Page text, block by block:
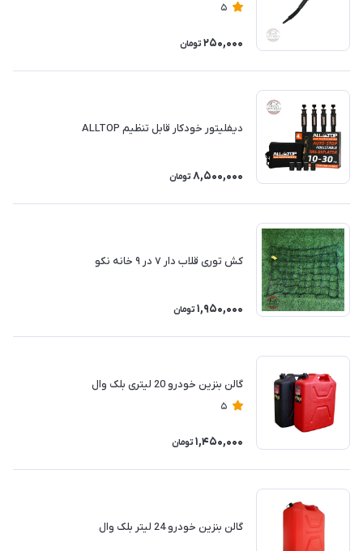
5
250,000 تومان
دیفلیتور خودکار قابل تنظیم ALLTOP
8,500,000 تومان
کش توری قلاب دار ۷ در ۹ خانه نکو
1,950,000 تومان
گالن بنزین خودرو 20 لیتری بلک وال
5
1,450,000 تومان
گالن بنزین خودرو 24 لیتر بلک وال